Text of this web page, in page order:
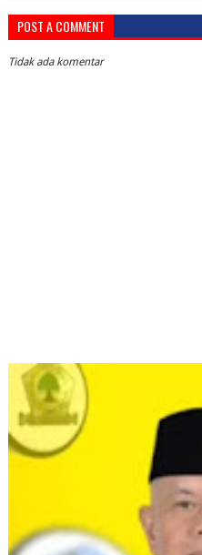
POST A COMMENT
Tidak ada komentar